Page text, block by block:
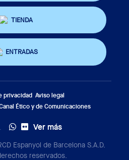
TIENDA
ENTRADAS
privacidad Aviso legal
Ético y de Comunicaciones
Ver más
Espanyol de Barcelona S.A.D.
reservados.